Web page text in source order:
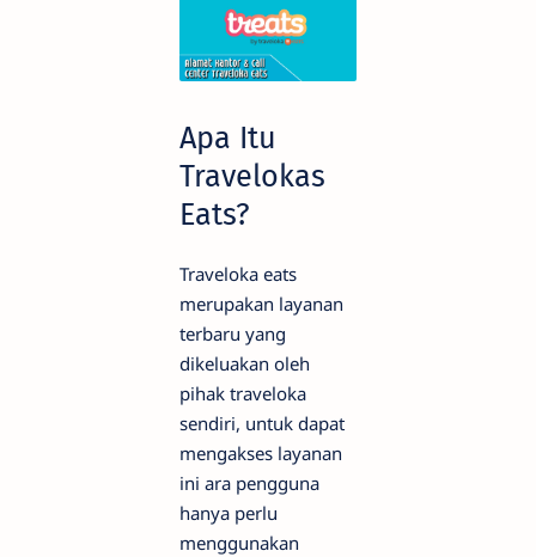
Apa Itu
Travelokas
Eats?
Traveloka eats
merupakan layanan
terbaru yang
dikeluakan oleh
pihak traveloka
sendiri, untuk dapat
mengakses layanan
ini ara pengguna
hanya perlu
menggunakan